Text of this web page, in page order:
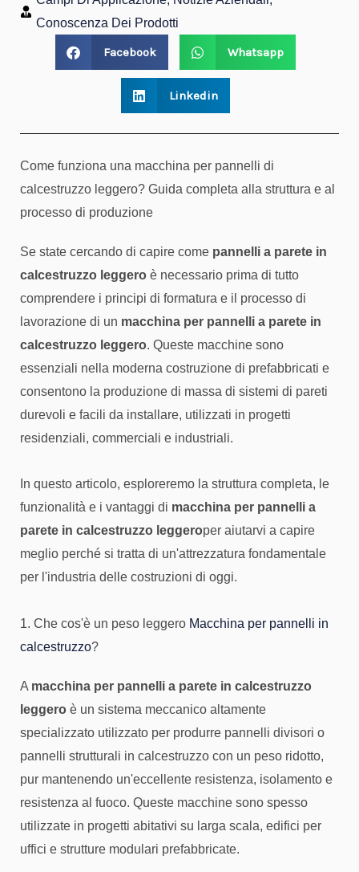
Conoscenza Dei Prodotti
Facebook Whatsapp
Linkedin
Come funziona una macchina per pannelli di
calcestruzzo leggero? Guida completa alla struttura e al
processo di produzione
Se state cercando di capire come pannelli a parete in
calcestruzzo leggero è necessario prima di tutto
comprendere i principi di formatura e il processo di
lavorazione di un macchina per pannelli a parete in
calcestruzzo leggero. Queste macchine sono
essenziali nella moderna costruzione di prefabbricati e
consentono la produzione di massa di sistemi di pareti
durevoli e facili da installare, utilizzati in progetti
residenziali, commerciali e industriali.
In questo articolo, esploreremo la struttura completa, le
funzionalità e i vantaggi di macchina per pannelli a
parete in calcestruzzo leggeroper aiutarvi a capire
meglio perché si tratta di un'attrezzatura fondamentale
per l'industria delle costruzioni di oggi.
1. Che cos'è un peso leggero Macchina per pannelli in
calcestruzzo?
A macchina per pannelli a parete in calcestruzzo
leggero è un sistema meccanico altamente
specializzato utilizzato per produrre pannelli divisori o
pannelli strutturali in calcestruzzo con un peso ridotto,
pur mantenendo un'eccellente resistenza, isolamento e
resistenza al fuoco. Queste macchine sono spesso
utilizzate in progetti abitativi su larga scala, edifici per
uffici e strutture modulari prefabbricate.